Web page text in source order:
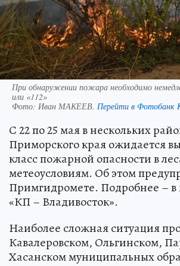
При обнаружении пожара необходимо
или «112»
Фото: Иван МАКЕЕВ. Перейти в Фотобанк
С 22 по 25 мая в нескольких
Приморского края ожидается
класс пожарной опасности в
метеоусловиям. Об этом
Примгидромете. Подробнее – в
«КП – Владивосток».
Наиболее сложная ситуация
Кавалеровском, Ольгинском,
Хасанском муниципальных